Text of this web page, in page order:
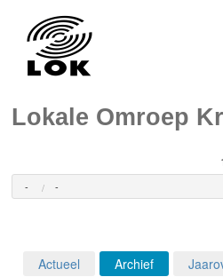
Lokale Omroep
- -
Actueel Archief